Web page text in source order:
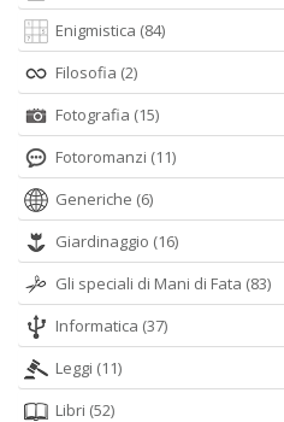
Enigmistica (84)
Filosofia (2)
Fotografia (15)
Fotoromanzi (11)
Generiche (6)
Giardinaggio (16)
Gli speciali di Mani di Fata (83)
Informatica (37)
Leggi (11)
Libri (52)